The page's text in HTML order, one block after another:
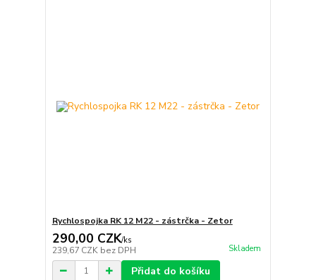
Rychlospojka RK 12 M22 - zástrčka - Zetor
290,00 CZK/ks
239,67 CZK bez DPH Skladem
Přidat do košíku